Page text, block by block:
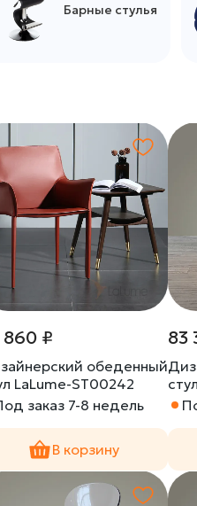
Барные стулья
860 ₽
обеденный
LaLume-ST00242
заказ 7-8 недель
В корзину
83